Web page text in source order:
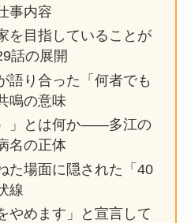
事内容
を目指していることが
話の展開
語り合った「何者でも
鳴の意味
」とは何か——多江の
名の正体
た場面に隠された「40
線
やめます」と宣言して